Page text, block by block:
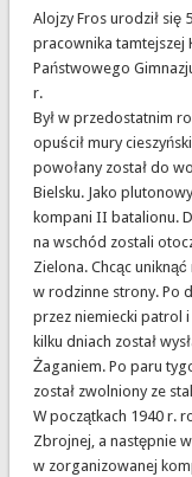
Alojzy Fros urodził się
pracownika tamtejszej
Państwowego
r.
Był w przedostatnim
opuścił mury
powołany został do
Bielsku. Jako
kompani II batalionu.
na wschód zostali
Zielona. Chcąc
w rodzinne strony. Po
przez niemiecki patrol
kilku dniach został
Żaganiem. Po paru
został zwolniony ze
W początkach 1940 r.
Zbrojnej, a następnie
w zorganizowanej